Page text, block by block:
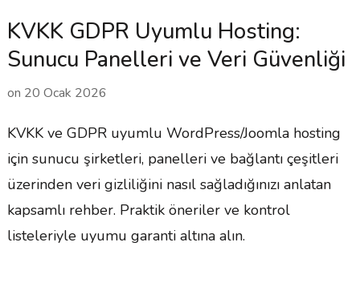
KVKK GDPR Uyumlu Hosting:
Sunucu Panelleri ve Veri Güvenliği
on 20 Ocak 2026
KVKK ve GDPR uyumlu WordPress/Joomla hosting
için sunucu şirketleri, panelleri ve bağlantı çeşitleri
üzerinden veri gizliliğini nasıl sağladığınızı anlatan
kapsamlı rehber. Praktik öneriler ve kontrol
listeleriyle uyumu garanti altına alın.